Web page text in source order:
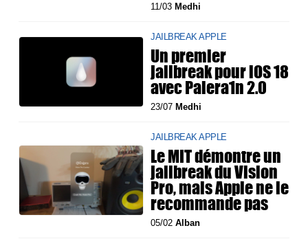
11/03 Medhi
JAILBREAK APPLE
Un premier
jailbreak pour iOS 18
avec Palera1n 2.0
23/07 Medhi
JAILBREAK APPLE
Le MIT démontre un
jailbreak du Vision
Pro, mais Apple ne le
recommande pas
05/02Alban